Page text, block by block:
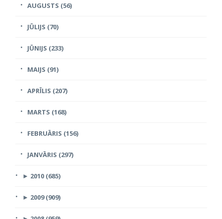
AUGUSTS (56)
JŪLIJS (70)
JŪNIJS (233)
MAIJS (91)
APRĪLIS (207)
MARTS (168)
FEBRUĀRIS (156)
JANVĀRIS (297)
► 2010 (685)
► 2009 (909)